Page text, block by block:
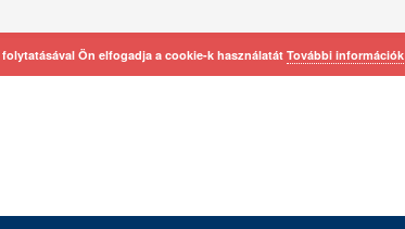
Ön elfogadja a cookie-k használatátTovábbi információk